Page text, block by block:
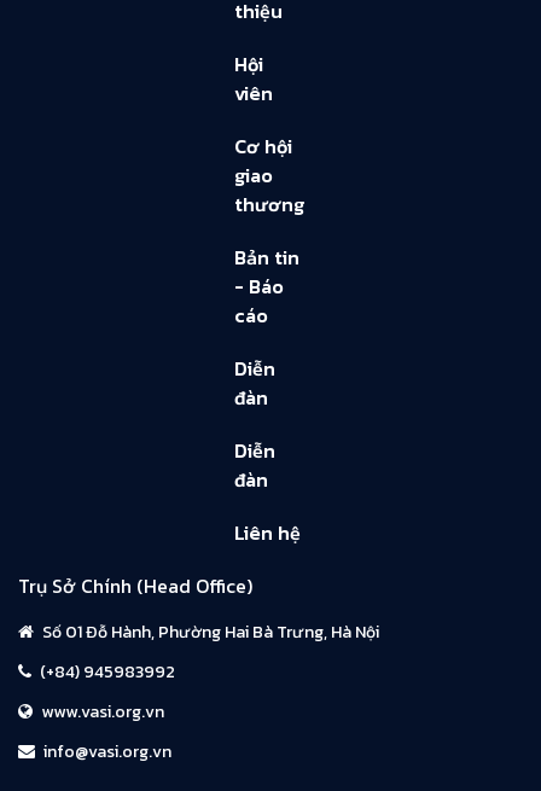
thiệu
Hội
viên
Cơ hội
giao
thương
Bản tin
- Báo
cáo
Diễn
đàn
Diễn
đàn
Liên hệ
Trụ Sở Chính (Head Office)
Số 01 Đỗ Hành, Phường Hai Bà Trưng, Hà Nội
(+84) 945983992
www.vasi.org.vn
info@vasi.org.vn